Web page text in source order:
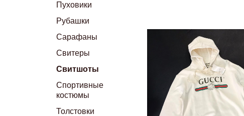
Пуховики
Рубашки
Сарафаны
Свитеры
Свитшоты
Спортивные
костюмы
Толстовки